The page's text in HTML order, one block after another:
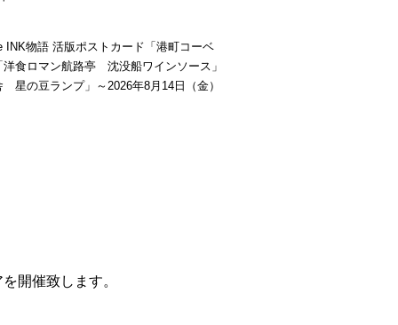
INK物語 活版ポストカード「港町コーベ
洋食ロマン航路亭 沈没船ワインソース」
星の豆ランプ」～2026年8月14日（金）
開催致します。